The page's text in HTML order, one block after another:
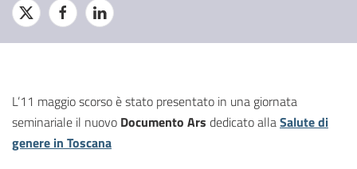
L’11 maggio scorso è stato presentato in una giornata
seminariale il nuovo Documento Ars dedicato allaSalute di
genere in Toscana